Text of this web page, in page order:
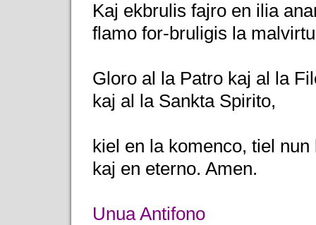
Kaj ekbrulis fajro en ilia
flamo for-bruligis la
Gloro al la Patro kaj al la
kaj al la Sankta Spirito,
kiel en la komenco, tiel
kaj en eterno. Amen.
Unua Antifono